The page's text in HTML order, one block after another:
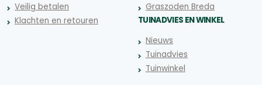
Veilig betalen
Klachten en retouren
Graszoden Breda
TUINADVIES EN WINKEL
Nieuws
Tuinadvies
Tuinwinkel